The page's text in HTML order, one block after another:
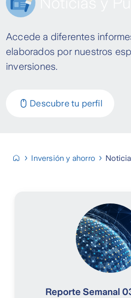
Accede a diferentes
elaborados por nuestros
inversiones.
Descubre tu perfil
Inversión y ahorro
Reporte Semanal